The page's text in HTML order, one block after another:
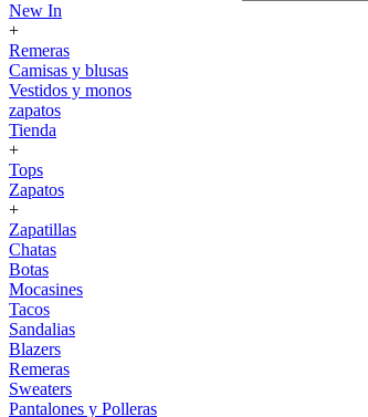
New In
+
Remeras
Camisas y blusas
Vestidos y monos
zapatos
Tienda
+
Tops
Zapatos
+
Zapatillas
Chatas
Botas
Mocasines
Tacos
Sandalias
Blazers
Remeras
Sweaters
Pantalones y Polleras